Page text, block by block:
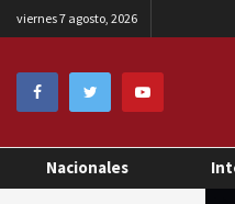
viernes 7 agosto, 2026
Nacionales